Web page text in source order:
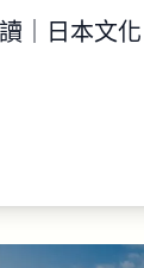
｜日本文